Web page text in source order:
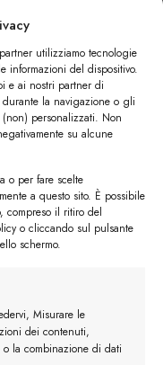
utilizziamo tecnologie
informazioni del dispositivo.
e ai nostri partner di
durante la navigazione o gli
personalizzati. Non
su alcune
o per fare scelte
a questo sito. È possibile
compreso il ritiro del
o cliccando sul pulsante
schermo.
Misurare le
dei contenuti,
la combinazione di dati